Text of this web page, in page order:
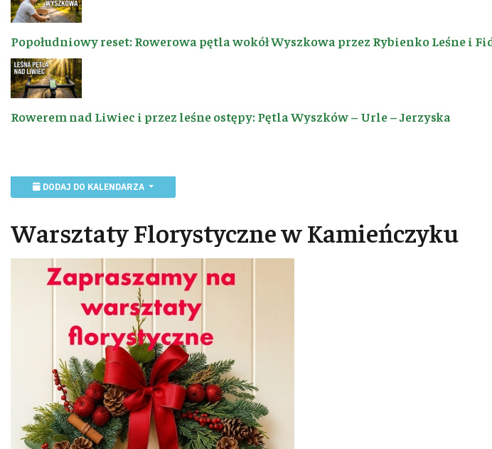
Popołudniowy reset: Rowerowa pętla wokół Wyszkowa przez Rybienko Leśne i
Rowerem nad Liwiec i przez leśne ostępy: Pętla Wyszków – Urle – Jerzyska
DODAJ DO KALENDARZA
Warsztaty Florystyczne w Kamieńczyku